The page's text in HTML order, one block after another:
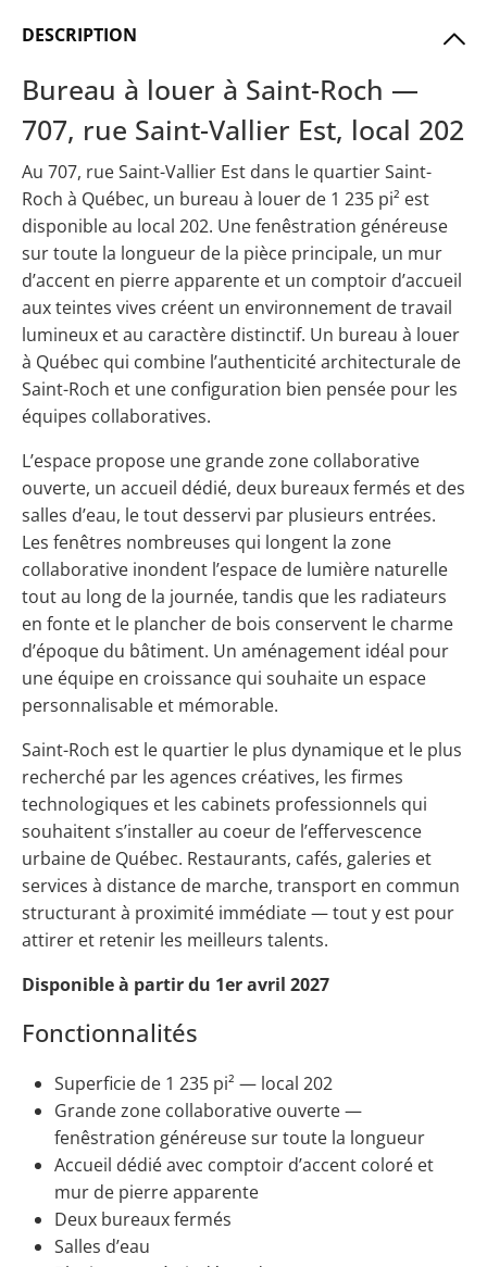
DESCRIPTION
Bureau à louer à Saint-Roch —
707, rue Saint-Vallier Est, local 202
Au 707, rue Saint-Vallier Est dans le quartier Saint-
Roch à Québec, un bureau à louer de 1 235 pi² est
disponible au local 202. Une fenêstration généreuse
sur toute la longueur de la pièce principale, un mur
d’accent en pierre apparente et un comptoir d’accueil
aux teintes vives créent un environnement de travail
lumineux et au caractère distinctif. Un bureau à louer
à Québec qui combine l’authenticité architecturale de
Saint-Roch et une configuration bien pensée pour les
équipes collaboratives.
L’espace propose une grande zone collaborative
ouverte, un accueil dédié, deux bureaux fermés et des
salles d’eau, le tout desservi par plusieurs entrées.
Les fenêtres nombreuses qui longent la zone
collaborative inondent l’espace de lumière naturelle
tout au long de la journée, tandis que les radiateurs
en fonte et le plancher de bois conservent le charme
d’époque du bâtiment. Un aménagement idéal pour
une équipe en croissance qui souhaite un espace
personnalisable et mémorable.
Saint-Roch est le quartier le plus dynamique et le plus
recherché par les agences créatives, les firmes
technologiques et les cabinets professionnels qui
souhaitent s’installer au coeur de l’effervescence
urbaine de Québec. Restaurants, cafés, galeries et
services à distance de marche, transport en commun
structurant à proximité immédiate — tout y est pour
attirer et retenir les meilleurs talents.
Disponible à partir du 1er avril 2027
Fonctionnalités
Superficie de 1 235 pi² — local 202
Grande zone collaborative ouverte —
fenêstration généreuse sur toute la longueur
Accueil dédié avec comptoir d’accent coloré et
mur de pierre apparente
Deux bureaux fermés
Salles d’eau